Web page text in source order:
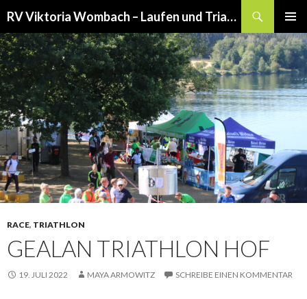
RV Viktoria Wombach – Laufen und Triathlon
MENÜ
ZUM
INHALT
RACE, TRIATHLON
GEALAN TRIATHLON HOF
19. JULI 2022 MAYA ARMOWITZ SCHREIBE EINEN KOMMENTAR